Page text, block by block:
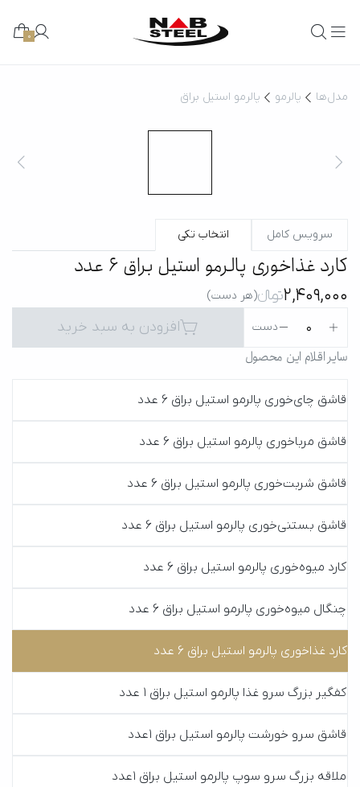
0
مدل‌ها پالرمو پالرمو استیل براق
سرویس کامل انتخاب تکی
کارد غذاخوری پالرمو استیل براق 6 عدد
2,409,000تومانءءء(هر دست)
0 دست افزودن به سبد خرید
سایر اقلام این محصول
قاشق چا‌ی‌خوری پالرمو استیل براق 6 عدد
قاشق مرباخوری پالرمو استیل براق 6 عدد
قاشق شربت‌خوری پالرمو استیل براق 6 عدد
قاشق بستنی‌خوری پالرمو استیل براق 6 عدد
کارد میوه‌خوری پالرمو استیل براق 6 عدد
چنگال میوه‌خوری پالرمو استیل براق 6 عدد
کارد غذاخوری پالرمو استیل براق 6 عدد
کفگیر بزرگ سرو غذا پالرمو استیل براق 1 عدد
قاشق سرو خورشت پالرمو استیل براق 1عدد
ملاقه بزرگ سرو سوپ پالرمو استیل براق 1عدد